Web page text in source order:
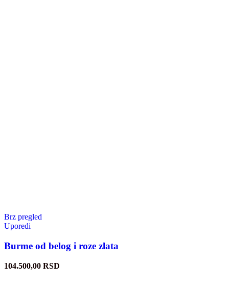
Brz pregled
Uporedi
Burme od belog i roze zlata
104.500,00 RSD